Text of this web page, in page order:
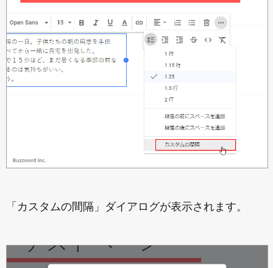
「カスタムの間隔」ダイアログが表示されます。